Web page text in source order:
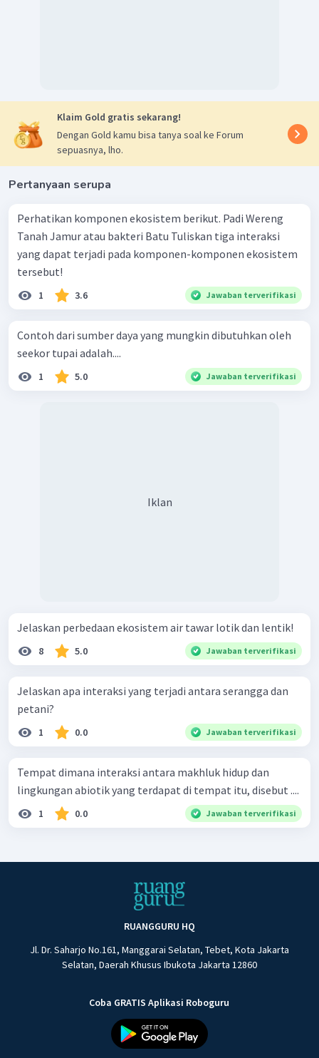
Klaim Gold gratis sekarang!
Dengan Gold kamu bisa tanya soal ke Forum
sepuasnya, lho.
Pertanyaan serupa
Perhatikan komponen ekosistem berikut. Padi Wereng
Tanah Jamur atau bakteri Batu Tuliskan tiga interaksi
yang dapat terjadi pada komponen-komponen ekosistem
tersebut!
1 3.6 Jawaban terverifikasi
Contoh dari sumber daya yang mungkin dibutuhkan oleh
seekor tupai adalah....
1 5.0 Jawaban terverifikasi
Iklan
Jelaskan perbedaan ekosistem air tawar lotik dan lentik!
8 5.0 Jawaban terverifikasi
Jelaskan apa interaksi yang terjadi antara serangga dan
petani?
1 0.0 Jawaban terverifikasi
Tempat dimana interaksi antara makhluk hidup dan
lingkungan abiotik yang terdapat di tempat itu, disebut ....
1 0.0 Jawaban terverifikasi
RUANGGURU HQ
Jl. Dr. Saharjo No.161, Manggarai Selatan, Tebet, Kota Jakarta
Selatan, Daerah Khusus Ibukota Jakarta 12860
Coba GRATIS Aplikasi Roboguru